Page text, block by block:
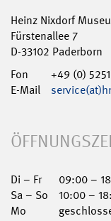
Heinz Nixdorf
Fürstenallee 7
D-33102 Paderborn
Fon
+49 (0)
E-Mail
Di – Fr
09:00 –
Sa – So
10:00 –
Mo